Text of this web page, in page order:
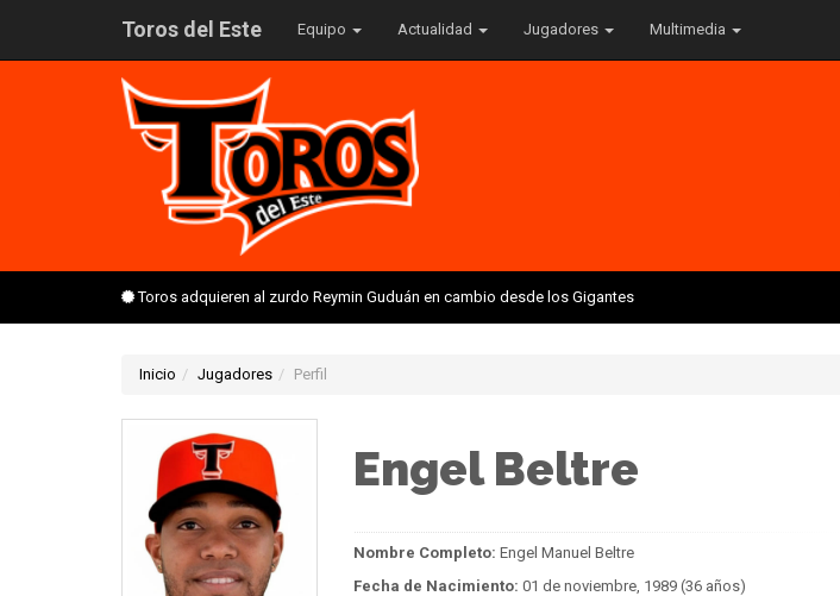
Toros del Este Equipo Actualidad Jugadores Multimedia
Toros adquieren al zurdo Reymin Guduán en cambio desde los Gigantes
Inicio Jugadores Perfil
Engel Beltre
Nombre Completo: Engel Manuel Beltre
Fecha de Nacimiento: 01 de noviembre, 1989 (36 años)